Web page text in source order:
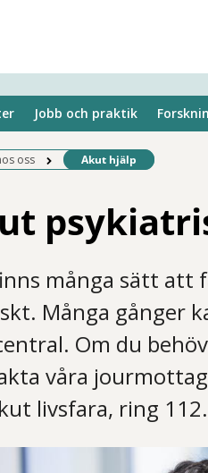
Jobb och praktik
oss Befintlig sida:
Akut hjälp
många sätt att
Många gånger
Om du
våra
livsfara, ring 112.